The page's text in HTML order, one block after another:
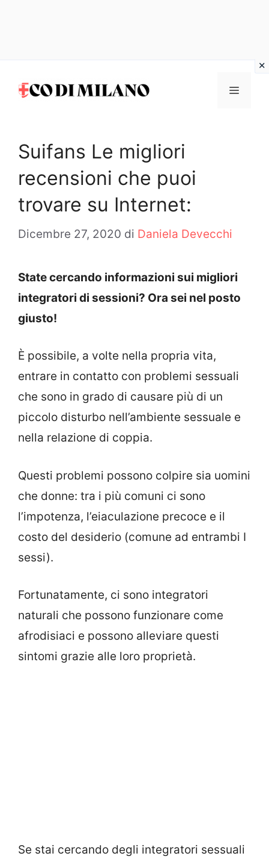
MENU
Suifans Le migliori
recensioni che puoi
trovare su Internet:
Dicembre 27, 2020 di Daniela Devecchi
State cercando informazioni sui migliori
integratori di sessioni? Ora sei nel posto
giusto!
È possibile, a volte nella propria vita,
entrare in contatto con problemi sessuali
che sono in grado di causare più di un
piccolo disturbo nell’ambiente sessuale e
nella relazione di coppia.
Questi problemi possono colpire sia uomini
che donne: tra i più comuni ci sono
l’impotenza, l’eiaculazione precoce e il
costo del desiderio (comune ad entrambi I
sessi).
Fortunatamente, ci sono integratori
naturali che possono funzionare come
afrodisiaci e possono alleviare questi
sintomi grazie alle loro proprietà.
Se stai cercando degli integratori sessuali